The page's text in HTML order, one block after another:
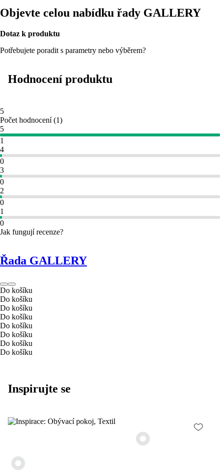
Objevte celou nabídku řady GALLERY
Dotaz k produktu
Potřebujete poradit s parametry nebo výběrem?
Hodnocení produktu
5
Počet hodnocení(1)
5
1
4
0
3
0
2
0
1
0
Jak fungují recenze?
Řada GALLERY
Do košíku
Do košíku
Do košíku
Do košíku
Do košíku
Do košíku
Do košíku
Do košíku
Inspirujte se